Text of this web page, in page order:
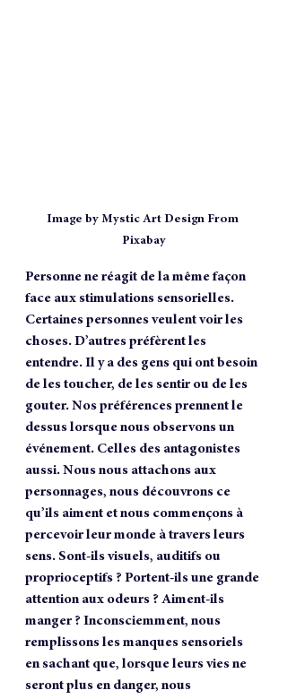
Image by Mystic Art Design From
Pixabay
Personne ne réagit de la même façon
face aux stimulations sensorielles.
Certaines personnes veulent voir les
choses. D’autres préfèrent les
entendre. Il y a des gens qui ont besoin
de les toucher, de les sentir ou de les
gouter. Nos préférences prennent le
dessus lorsque nous observons un
événement. Celles des antagonistes
aussi. Nous nous attachons aux
personnages, nous découvrons ce
qu’ils aiment et nous commençons à
percevoir leur monde à travers leurs
sens. Sont-ils visuels, auditifs ou
proprioceptifs ? Portent-ils une grande
attention aux odeurs ? Aiment-ils
manger ? Inconsciemment, nous
remplissons les manques sensoriels
en sachant que, lorsque leurs vies ne
seront plus en danger, nous